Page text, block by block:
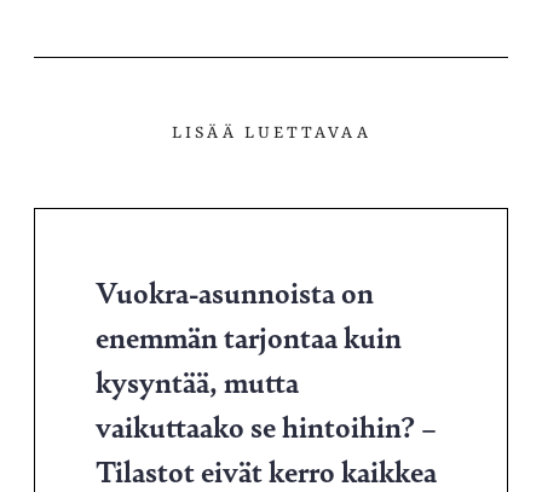
LISÄÄ LUETTAVAA
Vuokra-asunnoista on
enemmän tarjontaa kuin
kysyntää, mutta
vaikuttaako se hintoihin? –
Tilastot eivät kerro kaikkea